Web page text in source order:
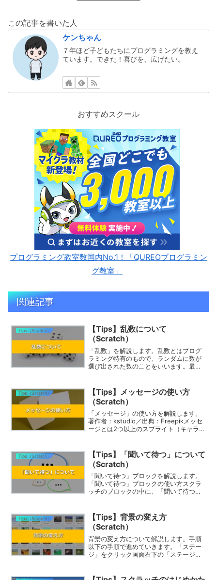
この記事を書いた人
ケンちゃん
７年ほど子どもたちにプログラミングを教え
ています。できた！喜びを、広げたい。
おすすめスクール
プログラミング教室数国内No.1！「QUREOプログラミン
グ教室」
関連記事
Tips（Scratch）
【Tips】乱数について
（Scratch）
「乱数」を解説します。乱数とはプログ
ラミング特有のもので、ランダムに数が
選び出された数のことをいいます。最小
ムでは、乱数を使う動きがたくさんあり
ます。参考に下のプロジ...
Tips（Scratch）
【Tips】メッセージの使い方
（Scratch）
「メッセージ」の使い方を解説します。
著作者：kstudio／出典：Freepikメッセ
ージとは2つ以上のスプライト（キャラク
受けとることで、連携した処理を作るこ
とができ...
Tips（Scratch）
【Tips】「聞いて待つ」について
（Scratch）
「聞いて待つ」ブロックを解説します。
「聞いて待つ」ブロックの使い方スクラ
ッチのブロックの中に、「聞いて待つ」
完了すると、入力されたデータをプログ
ラムで利用することができ...
Tips（Scratch）
【Tips】背景の変え方
（Scratch）
背景の変え方について解説します。手順
以下の手順で進めていきます。「ステー
ジ」をクリック画面右下の「ステージ」
をクリックしてください。ステージに入